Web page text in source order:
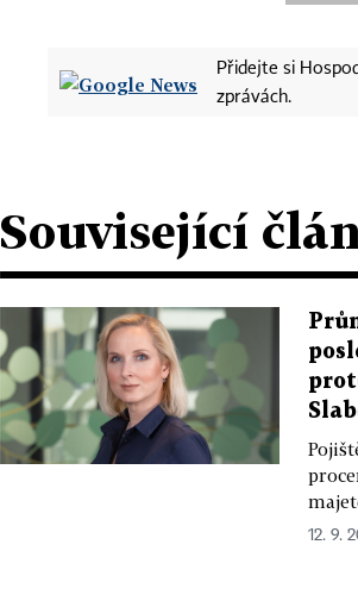
Přidejte si
zprávách.
Související
12. 9.